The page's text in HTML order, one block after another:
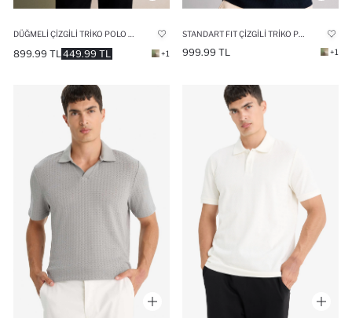
449.99 TL
899.99 TL +1 999.99 TL +1